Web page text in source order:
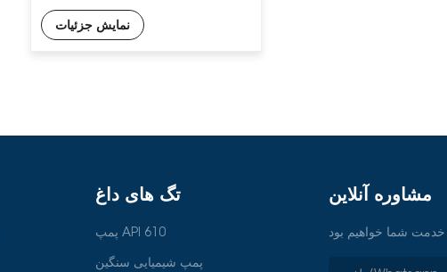
نمایش جزئیات
تگ های داغ
پمپ API 610
پمپ شیمیایی سنگین
مشاوره آنلاین